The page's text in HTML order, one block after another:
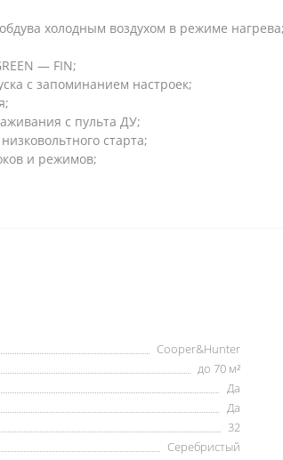
холодным воздухом в режиме нагрева;
— FIN;
с запоминанием настроек;
с пульта ДУ;
старта;
и режимов;
Cooper&Hunter
до 70 м²
Да
Да
32
Серебристый